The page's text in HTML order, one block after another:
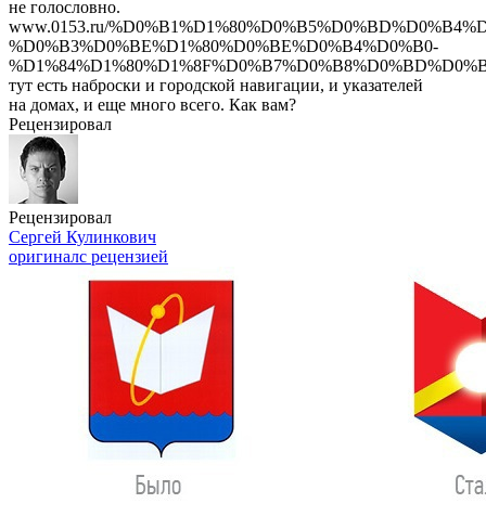
не голословно.
www.0153.ru/
%D0%B3%D0%BE%D1%80%D0%BE%D0%B4%D0%B0-
тут есть наброски и городской навигации, и указателей
на домах, и еще много всего. Как вам?
Рецензировал
Рецензировал
Сергей Кулинкович
оригиналс рецензией